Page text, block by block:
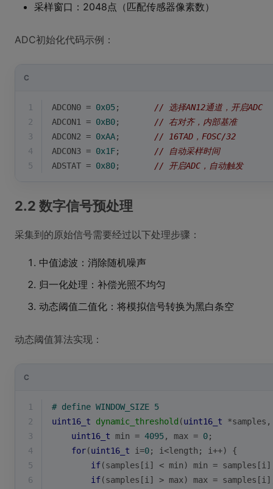
采样窗口：2048点（匹配传感器像素数）
ADC初始化代码示例：
C
1 ADCON0 = 0x05; // 选择AN12通道，开启ADC
2
ADCON1 = 0xB0; // 右对齐，内部基准
3
ADCON2 = 0xAA; // 16TAD，FOSC/32
4
ADCON3 = 0x1F; // 自动采样时间
5
ADSTAT = 0x80; // 开启ADC，自动触发
2.2 数字信号预处理
采集到的原始信号需要经过以下处理步骤：
中值滤波：消除随机噪声
归一化处理：补偿光照不均匀
动态阈值二值化：将模拟信号转换为黑白条空
动态阈值算法实现：
C
1 # define WINDOW_SIZE 5
2
uint16_t dynamic_threshold (uint16_t
3
uint16_t min = 4095, max = 0;
4
for(uint16_t i=0; i<length; i++) {
5
if(samples[i] < min) min =
6
if(samples[i] > max) max =